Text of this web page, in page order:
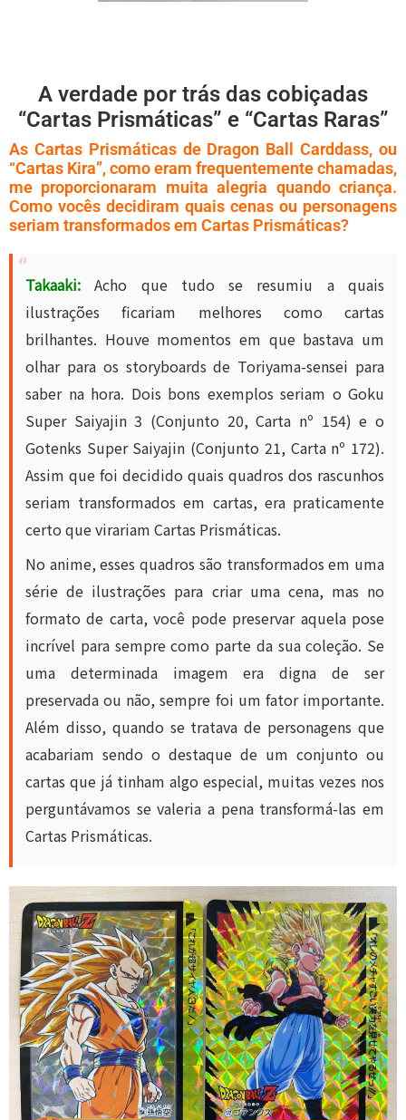
A verdade por trás das cobiçadas
“Cartas Prismáticas” e “Cartas Raras”
As Cartas Prismáticas de Dragon Ball Carddass, ou
“Cartas Kira”, como eram frequentemente chamadas,
me proporcionaram muita alegria quando criança.
Como vocês decidiram quais cenas ou personagens
seriam transformados em Cartas Prismáticas?
Takaaki: Acho que tudo se resumiu a quais
ilustrações ficariam melhores como cartas
brilhantes. Houve momentos em que bastava um
olhar para os storyboards de Toriyama-sensei para
saber na hora. Dois bons exemplos seriam o Goku
Super Saiyajin 3 (Conjunto 20, Carta nº 154) e o
Gotenks Super Saiyajin (Conjunto 21, Carta nº 172).
Assim que foi decidido quais quadros dos rascunhos
seriam transformados em cartas, era praticamente
certo que virariam Cartas Prismáticas.
No anime, esses quadros são transformados em uma
série de ilustrações para criar uma cena, mas no
formato de carta, você pode preservar aquela pose
incrível para sempre como parte da sua coleção. Se
uma determinada imagem era digna de ser
preservada ou não, sempre foi um fator importante.
Além disso, quando se tratava de personagens que
acabariam sendo o destaque de um conjunto ou
cartas que já tinham algo especial, muitas vezes nos
perguntávamos se valeria a pena transformá-las em
Cartas Prismáticas.